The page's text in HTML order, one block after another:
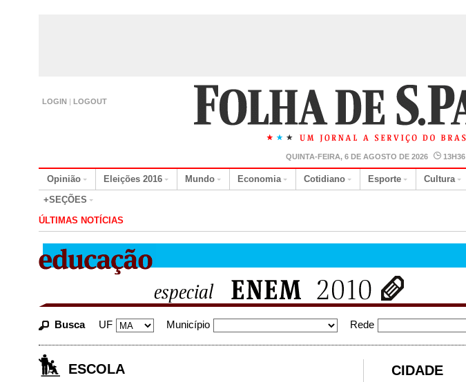
LOGIN | LOGOUT
QUINTA-FEIRA, 6 DE AGOSTO DE 2026 13H36
Opinião Eleições 2016 Mundo Economia Cotidiano Esporte Cultura
+SEÇÕES
ÚLTIMAS NOTÍCIAS
Busca UF Município Rede
ESCOLA CIDADE